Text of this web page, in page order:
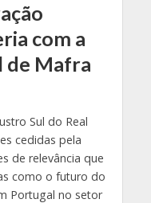
com a
de Mafra
Sul do Real
cedidas pela
de relevância que
como o futuro do
Portugal no setor